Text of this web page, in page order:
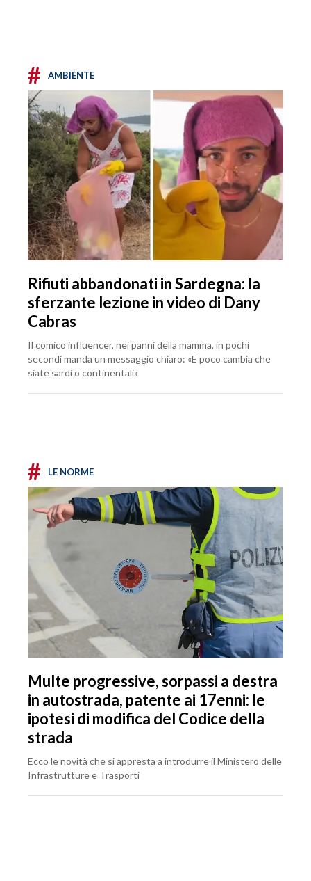
# AMBIENTE
Rifiuti abbandonati in Sardegna: la
sferzante lezione in video di Dany
Cabras
Il comico influencer, nei panni della mamma, in pochi
secondi manda un messaggio chiaro: «E poco cambia che
siate sardi o continentali»
# LE NORME
Multe progressive, sorpassi a destra
in autostrada, patente ai 17enni: le
ipotesi di modifica del Codice della
strada
Ecco le novità che si appresta a introdurre il Ministero delle
Infrastrutture e Trasporti